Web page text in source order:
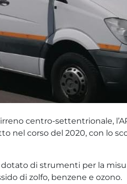
centro-settentrionale,
nel corso del 2020, con lo
dotato di strumenti per la
di zolfo, benzene e ozono.